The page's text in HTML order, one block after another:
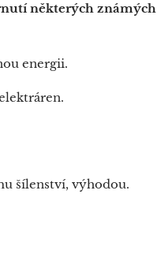
některých známých
energii.
šílenství, výhodou.